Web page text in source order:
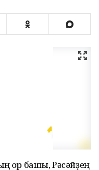
ҡор башы, Рәсәйҙең